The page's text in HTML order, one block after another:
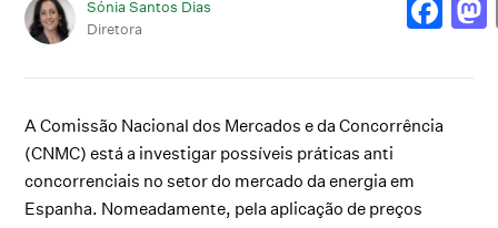
Sónia Santos Dias
Diretora
A Comissão Nacional dos Mercados e da Concorrência
(CNMC) está a investigar possíveis práticas anti
concorrenciais no setor do mercado da energia em
Espanha. Nomeadamente, pela aplicação de preços